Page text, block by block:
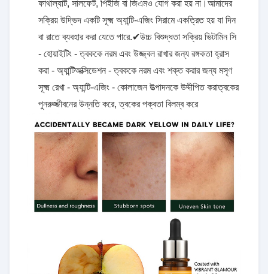
ফাথাল্যাট, সালফেট, পিইজি বা জিএমও যোগ করা হয় না।আমাদের
সক্রিয় উদ্ভিদ একটি সূক্ষ্ম অ্যান্টি-এজিং সিরামে একত্রিত হয় যা দিন
বা রাতে ব্যবহার করা যেতে পারে.✔উচ্চ বিশুদ্ধতা সক্রিয় ভিটামিন সি
- হোয়াইটিং - ত্বককে নরম এবং উজ্জ্বল রাখার জন্য রঙ্গকতা হ্রাস
করা - অ্যান্টিঅক্সিডেশন - ত্বককে নরম এবং শক্ত করার জন্য মসৃণ
সূক্ষ্ম রেখা - অ্যান্টি-এজিং - কোলাজেন উত্পাদনকে উদ্দীপিত করাত্বকের
পুনরুজ্জীবনের উন্নতি করে, ত্বকের পক্বতা বিলম্ব করে